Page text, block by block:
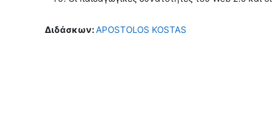
Διδάσκων:APOSTOLOS KOSTAS